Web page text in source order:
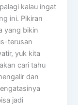
kalau ingat
ini. Pikiran
yang bikin
terusan
yuk kita
cari tahu
dan
jadi